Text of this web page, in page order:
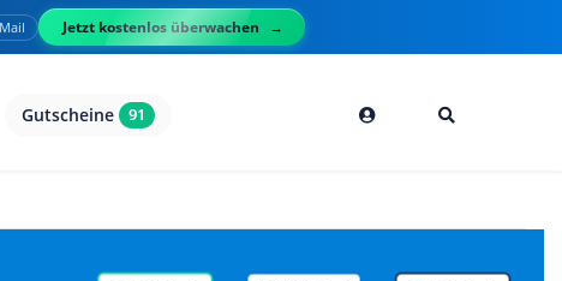
Jetzt kostenlos überwachen
Gutscheine 91